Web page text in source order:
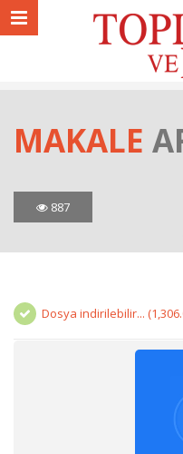
MAKALE
887
Dosya indirilebilir...